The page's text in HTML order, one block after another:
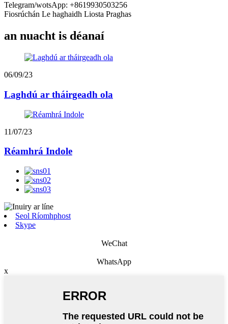
Telegram/wotsApp: +8619930503256
Fiosrúchán Le haghaidh Liosta Praghas
an nuacht is déanaí
06/09/23
Laghdú ar tháirgeadh ola
11/07/23
Réamhrá Indole
Seol Ríomhphost
Skype
WeChat
WhatsApp
x